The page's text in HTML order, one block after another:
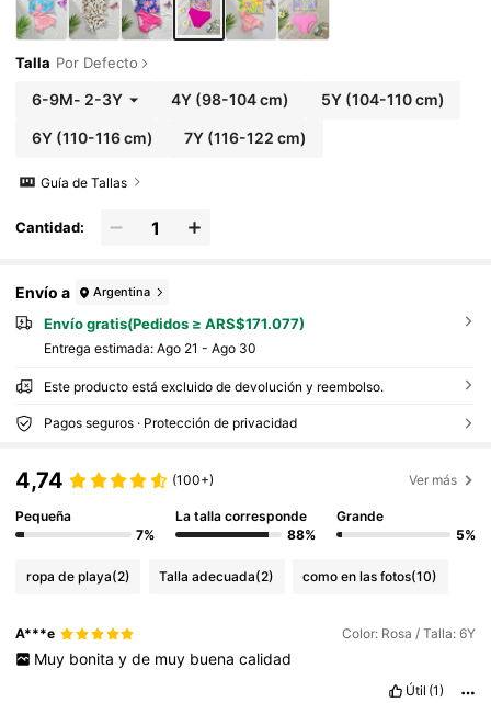
Talla Por Defecto
6-9M- 2-3Y 4Y (98-104 cm) 5Y (104-110 cm)
6Y(110-116 cm) 7Y (116-122 cm)
Guía de Tallas
Cantidad:
Envío a Argentina
Envío gratis(Pedidos ≥ ARS$171.077)
Entrega estimada: Ago 21 - Ago 30
Este producto está excluido de devolución y reembolso.
Pagos seguros · Protección de privacidad
4,74 (100+) Ver más
Pequeña
7%
La talla corresponde
88%
Grande
5%
ropa de playa(2) Talla adecuada(2) como en las fotos(10)
A***e Color: Rosa / Talla: 6Y
Muy bonita y de muy buena calidad
Útil (1)